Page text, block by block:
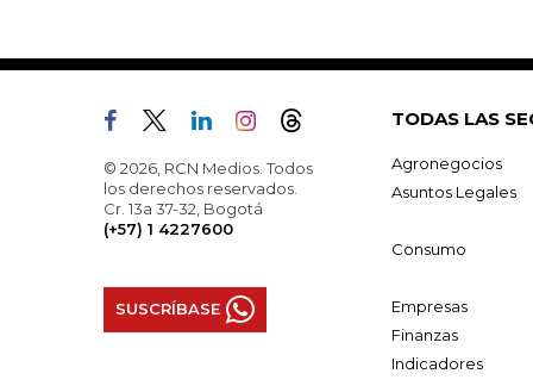
© 2026, RCN Medios. Todos
los derechos reservados.
Cr. 13a 37-32, Bogotá
(+57) 1 4227600
SUSCRÍBASE
TODAS LAS
Agronegocios
Asuntos Legales
Consumo
Empresas
Finanzas
Indicadores